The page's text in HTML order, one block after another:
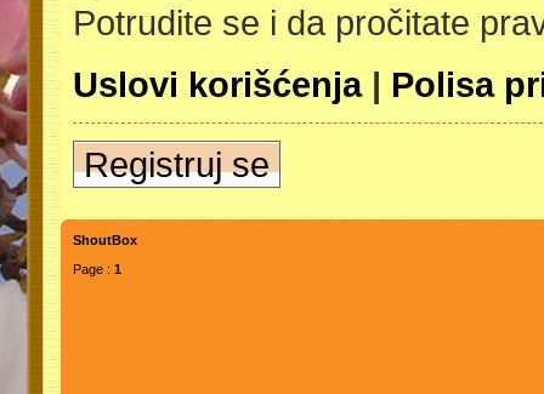
Potrudite se i da pročitate
Uslovi korišćenja| Polisa
Registruj se
ShoutBox
Page : 1